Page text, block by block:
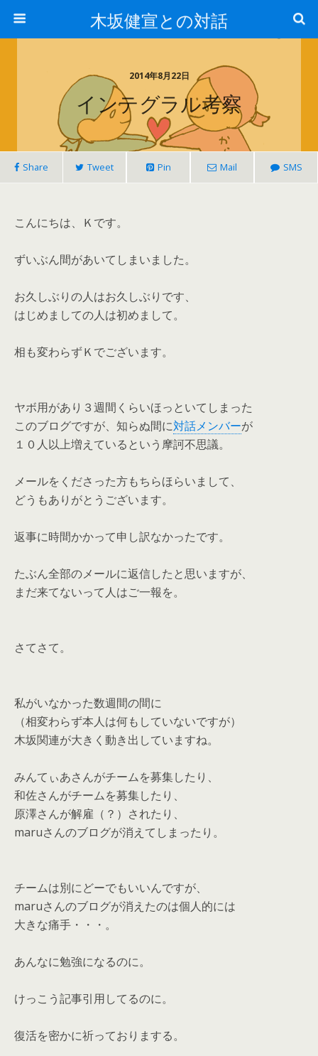
木坂健宣との対話
2014年8月22日
インテグラル考察
Share Tweet Pin Mail SMS
こんにちは、Ｋです。
ずいぶん間があいてしまいました。
お久しぶりの人はお久しぶりです、
はじめましての人は初めまして。
相も変わらずＫでございます。
ヤボ用があり３週間くらいほっといてしまった
このブログですが、知らぬ間に対話メンバーが
１０人以上増えているという摩訶不思議。
メールをくださった方もちらほらいまして、
どうもありがとうございます。
返事に時間かかって申し訳なかったです。
たぶん全部のメールに返信したと思いますが、
まだ来てないって人はご一報を。
さてさて。
私がいなかった数週間の間に
（相変わらず本人は何もしていないですが）
木坂関連が大きく動き出していますね。
みんてぃあさんがチームを募集したり、
和佐さんがチームを募集したり、
原澤さんが解雇（？）されたり、
maruさんのブログが消えてしまったり。
チームは別にどーでもいいんですが、
maruさんのブログが消えたのは個人的には
大きな痛手・・・。
あんなに勉強になるのに。
けっこう記事引用してるのに。
復活を密かに祈っておりまする。